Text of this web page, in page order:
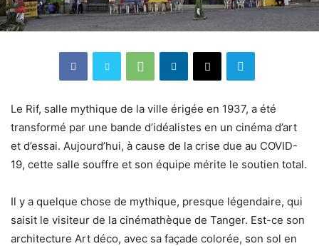
Le Rif, salle mythique de la ville érigée en 1937, a été
transformé par une bande d’idéalistes en un cinéma d’art
et d’essai. Aujourd’hui, à cause de la crise due au COVID-
19, cette salle souffre et son équipe mérite le soutien total.
Il y a quelque chose de mythique, presque légendaire, qui
saisit le visiteur de la cinémathèque de Tanger. Est-ce son
architecture Art déco, avec sa façade colorée, son sol en